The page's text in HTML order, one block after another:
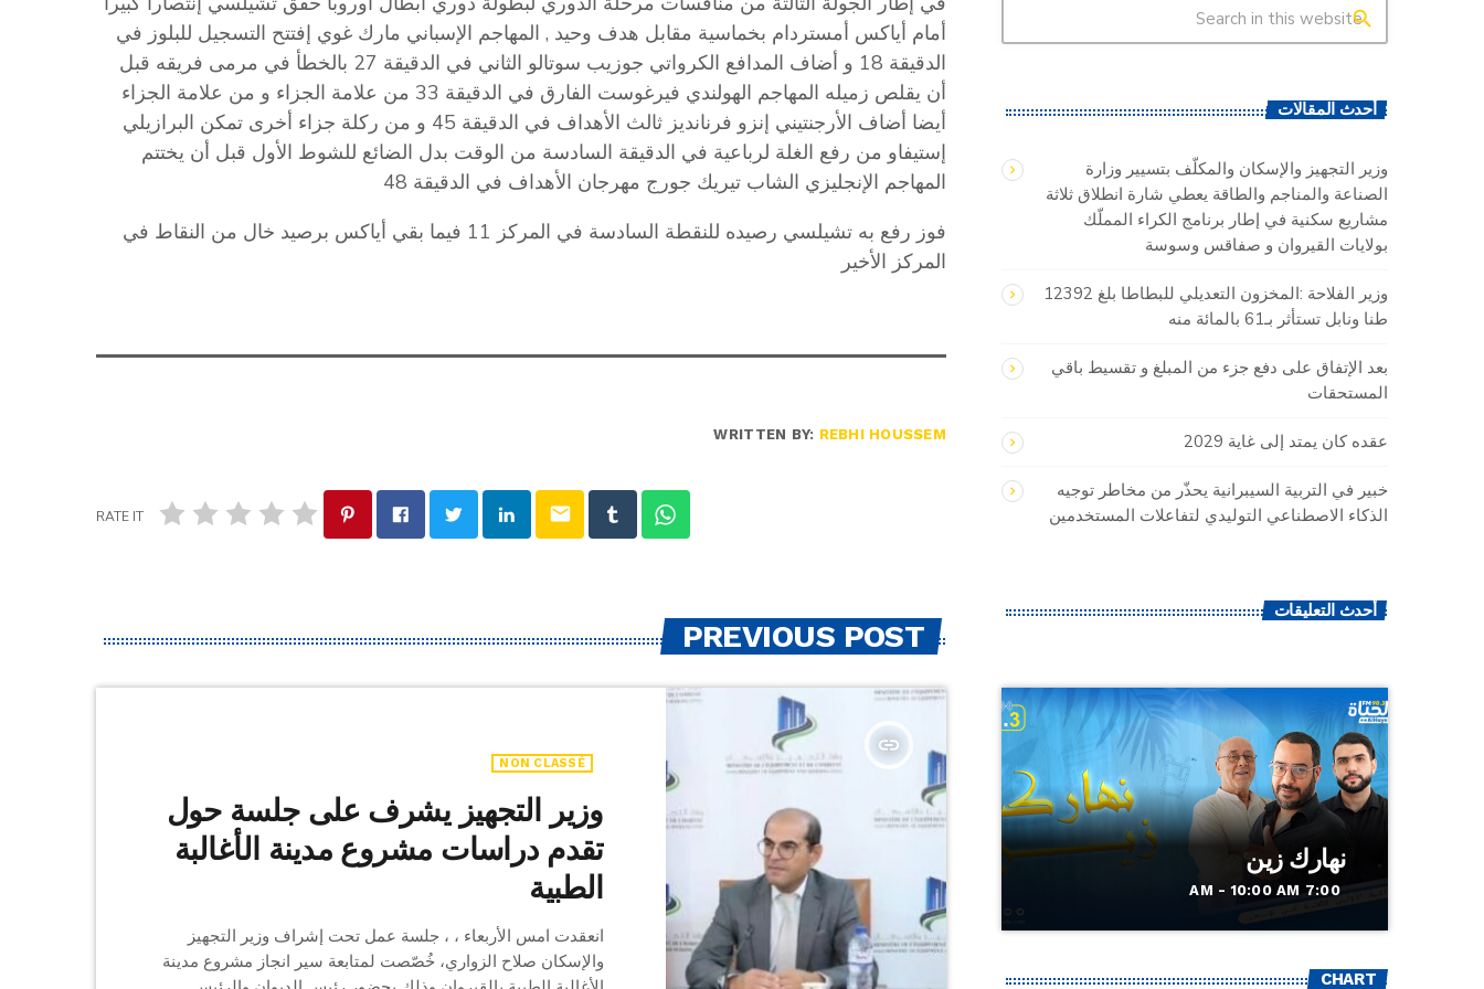
أمام أياكس أمستردام بخماسية مقابل هدف وحيد , المهاجم الإسباني مارك غوي إفتتح التسجيل للبلوز في
الدقيقة 18 و أضاف المدافع الكرواتي جوزيب سوتالو الثاني في الدقيقة 27 بالخطأ في مرمى فريقه قبل
أن يقلص زميله المهاجم الهولندي فيرغوست الفارق في الدقيقة 33 من علامة الجزاء و من علامة الجزاء
أيضا أضاف الأرجنتيني إنزو فرنانديز ثالث الأهداف في الدقيقة 45 و من ركلة جزاء أخرى تمكن البرازيلي
إستيفاو من رفع الغلة لرباعية في الدقيقة السادسة من الوقت بدل الضائع للشوط الأول قبل أن يختتم
المهاجم الإنجليزي الشاب تيريك جورج مهرجان الأهداف في الدقيقة 48
فوز رفع به تشيلسي رصيده للنقطة السادسة في المركز 11 فيما بقي أياكس برصيد خال من النقاط في
المركز الأخير
WRITTEN BY: REBHI HOUSSEM
email
RATE IT
PREVIOUS POST
insert_link
NON CLASSÉ
وزير التجهيز يشرف على جلسة حول
تقدم دراسات مشروع مدينة الأغالبة
الطبية
انعقدت امس الأربعاء ، ، جلسة عمل تحت إشراف وزير التجهيز
والإسكان صلاح الزواري، خُصّصت لمتابعة سير انجاز مشروع مدينة
search
أحدث المقالات
وزير التجهيز والإسكان والمكلّف بتسيير وزارة
الصناعة والمناجم والطاقة يعطي شارة انطلاق ثلاثة
مشاريع سكنية في إطار برنامج الكراء المملّك
بولايات القيروان و صفاقس وسوسة
وزير الفلاحة :المخزون التعديلي للبطاطا بلغ 12392
طنا ونابل تستأثر بـ61 بالمائة منه
بعد الإتفاق على دفع جزء من المبلغ و تقسيط باقي
المستحقات
عقده كان يمتد إلى غاية 2029
خبير في التربية السيبرانية يحذّر من مخاطر توجيه
الذكاء الاصطناعي التوليدي لتفاعلات المستخدمين
أحدث التعليقات
نهارك زين
7:00 AM - 10:00 AM
CHART